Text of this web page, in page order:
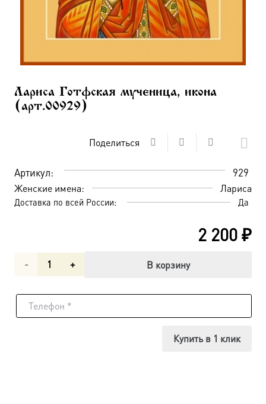
Лариса Готфская мученица, икона
(арт.00929)
Поделиться
Артикул: 929
Женские имена: Лариса
Доставка по всей России: Да
2 200₽
Количество
Лариса
В корзину
Купить в 1 клик